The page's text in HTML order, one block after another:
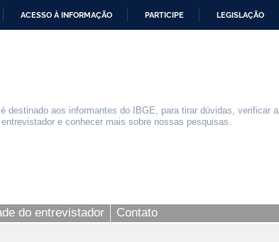
ACESSO À INFORMAÇÃO PARTICIPE LEGISLAÇÃO
destinado aos informantes do IBGE, para tirar dúvidas, verificar a
e conhecer mais sobre nossas pesquisas.
do entrevistador Contato